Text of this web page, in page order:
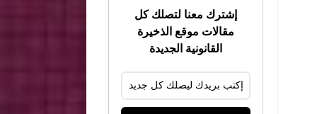
إشترك معنا لتصلك كل
مقالات موقع الذخيرة
القانونية الجديدة